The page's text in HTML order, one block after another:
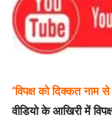
‘विपक्ष को दिक्कत नाम
वीडियो के आखिरी में